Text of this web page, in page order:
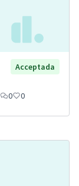
Acceptada
0 0